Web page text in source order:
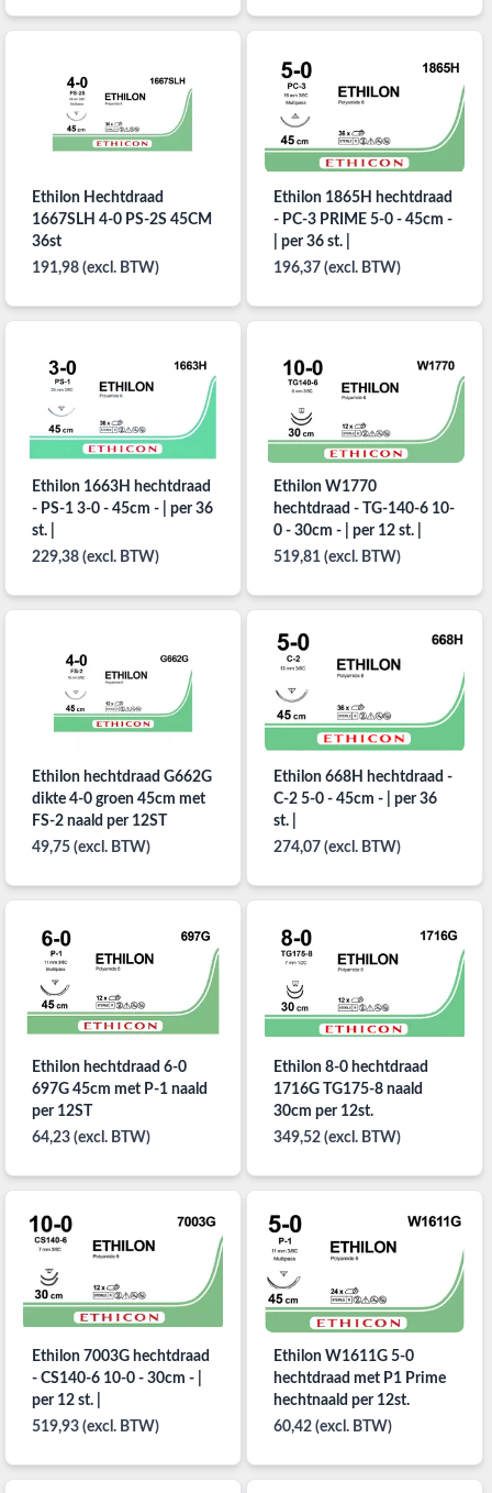
Ethilon Hechtdraad
1667SLH 4-0 PS-2S 45CM
36st
191,98 (excl. BTW)
Ethilon 1865H hechtdraad
- PC-3 PRIME 5-0 - 45cm -
| per 36 st. |
196,37 (excl. BTW)
Ethilon 1663H hechtdraad
- PS-1 3-0 - 45cm - | per 36
st. |
229,38 (excl. BTW)
Ethilon W1770
hechtdraad - TG-140-6 10-
0 - 30cm - | per 12 st. |
519,81 (excl. BTW)
Ethilon hechtdraad G662G
dikte 4-0 groen 45cm met
FS-2 naald per 12ST
49,75 (excl. BTW)
Ethilon 668H hechtdraad -
C-2 5-0 - 45cm - | per 36
st. |
274,07 (excl. BTW)
Ethilon hechtdraad 6-0
697G 45cm met P-1 naald
per 12ST
64,23 (excl. BTW)
Ethilon 8-0 hechtdraad
1716G TG175-8 naald
30cm per 12st.
349,52 (excl. BTW)
Ethilon 7003G hechtdraad
- CS140-6 10-0 - 30cm - |
per 12 st. |
519,93 (excl. BTW)
Ethilon W1611G 5-0
hechtdraad met P1 Prime
hechtnaald per 12st.
60,42 (excl. BTW)